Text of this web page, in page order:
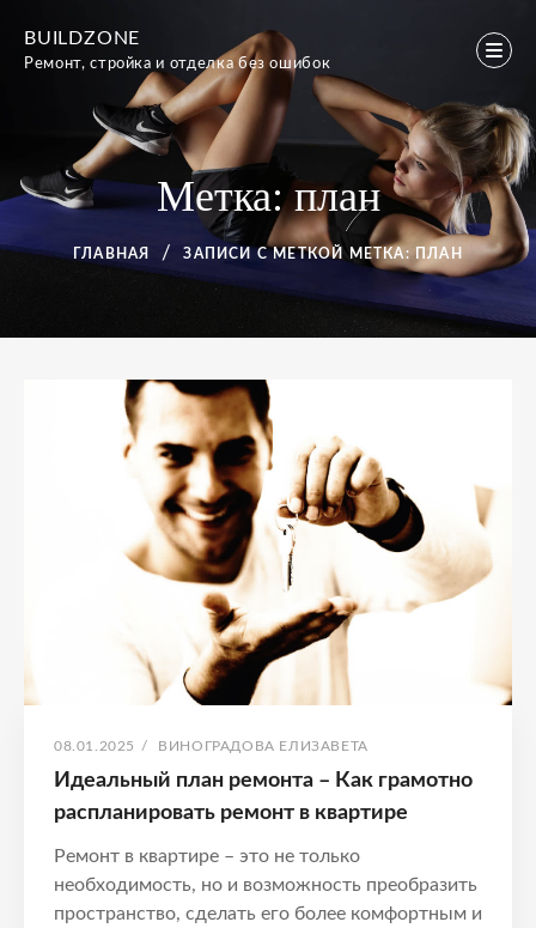
содержимому
BUILDZONE
Ремонт, стройка и отделка без ошибок
Метка:план
ГЛАВНАЯ ЗАПИСИ С МЕТКОЙ МЕТКА:ПЛАН
Метка:
план
ОПУБЛИКОВАНО
08.01.2025 / АВТОР:
ВИНОГРАДОВА ЕЛИЗАВЕТА
Идеальный план ремонта – Как грамотно
распланировать ремонт в квартире
Ремонт в квартире – это не только
необходимость, но и возможность преобразить
пространство, сделать его более комфортным и